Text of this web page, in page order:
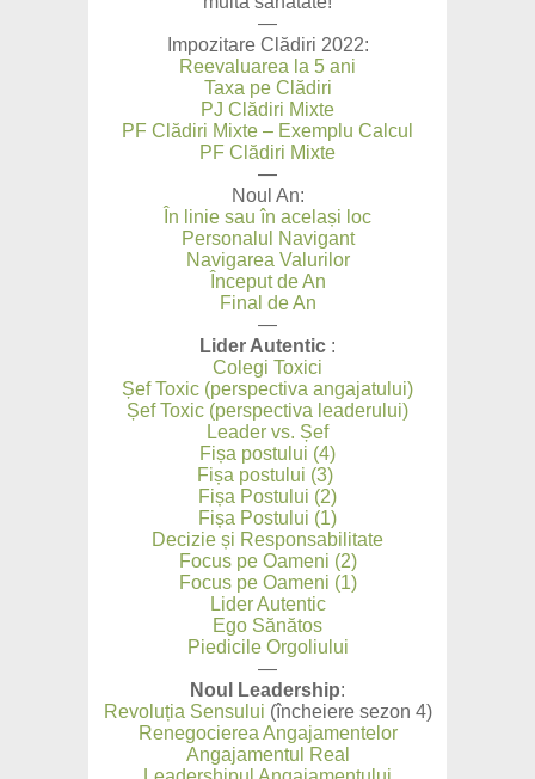
—
Impozitare Clădiri 2022:
Reevaluarea la 5 ani
Taxa pe Clădiri
PJ Clădiri Mixte
PF Clădiri Mixte – Exemplu Calcul
PF Clădiri Mixte
—
Noul An:
În linie sau în același loc
Personalul Navigant
Navigarea Valurilor
Început de An
Final de An
—
Lider Autentic :
Colegi Toxici
Șef Toxic (perspectiva angajatului)
Șef Toxic (perspectiva leaderului)
Leader vs. Șef
Fișa postului (4)
Fișa postului (3)
Fișa Postului (2)
Fișa Postului (1)
Decizie și Responsabilitate
Focus pe Oameni (2)
Focus pe Oameni (1)
Lider Autentic
Ego Sănătos
Piedicile Orgoliului
—
Noul Leadership:
Revoluția Sensului (încheiere sezon 4)
Renegocierea Angajamentelor
Angajamentul Real